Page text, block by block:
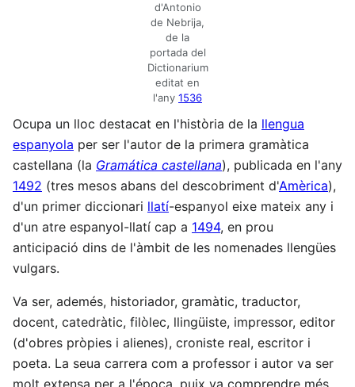
d'Antonio
de Nebrija,
de la
portada del
Dictionarium
editat en
l'any 1536
Ocupa un lloc destacat en l'història de la llengua
espanyola per ser l'autor de la primera gramàtica
castellana (la Gramática castellana), publicada en l'any
1492 (tres mesos abans del descobriment d'Amèrica),
d'un primer diccionari llatí-espanyol eixe mateix any i
d'un atre espanyol-llatí cap a 1494, en prou
anticipació dins de l'àmbit de les nomenades llengües
vulgars.
Va ser, ademés, historiador, gramàtic, traductor,
docent, catedràtic, filòlec, llingüiste, impressor, editor
(d'obres pròpies i alienes), croniste real, escritor i
poeta. La seua carrera com a professor i autor va ser
molt extensa per a l'época, puix va comprendre més